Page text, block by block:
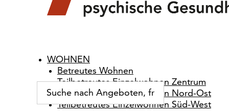
WOHNEN
Betreutes Wohnen
Teilbetreutes Einzelwohnen Zentrum
Teilbetreutes Einzelwohnen Nord-Ost
Teilbetreutes Einzelwohnen Süd-West